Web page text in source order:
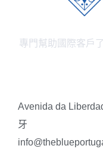
專門幫助國際客戶
Avenida da
牙